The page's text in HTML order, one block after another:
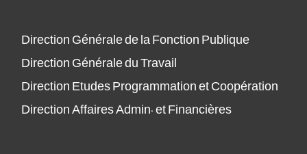
Direction Générale de la Fonction Publique
Direction Générale du Travail
Direction Etudes Programmation et Coopération
Direction Affaires Admin. et Financières